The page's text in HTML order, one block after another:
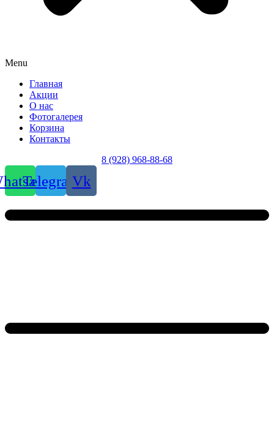
Menu
Главная
Акции
О нас
Фотогалерея
Корзина
Контакты
8 (928) 968-88-68
TelegramVk